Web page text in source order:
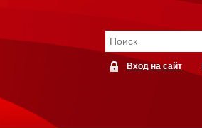
Вход на сайт